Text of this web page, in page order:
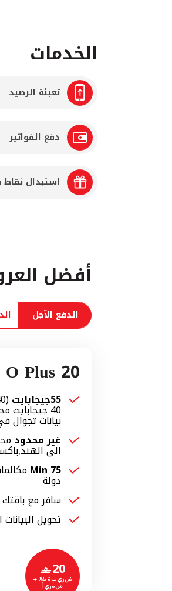
الخدمات
تعبئة الرصيد
دفع الفواتير
استبدال نقاط
أفضل
الدفع الآجل
O Plus 20
55جيجابايت
بيانات تجوال في 110
غير محدود
الى
75 Min
دولة
سافر مع باقتك
تحويل
‒20
ضريبة 5% +
شهرياً